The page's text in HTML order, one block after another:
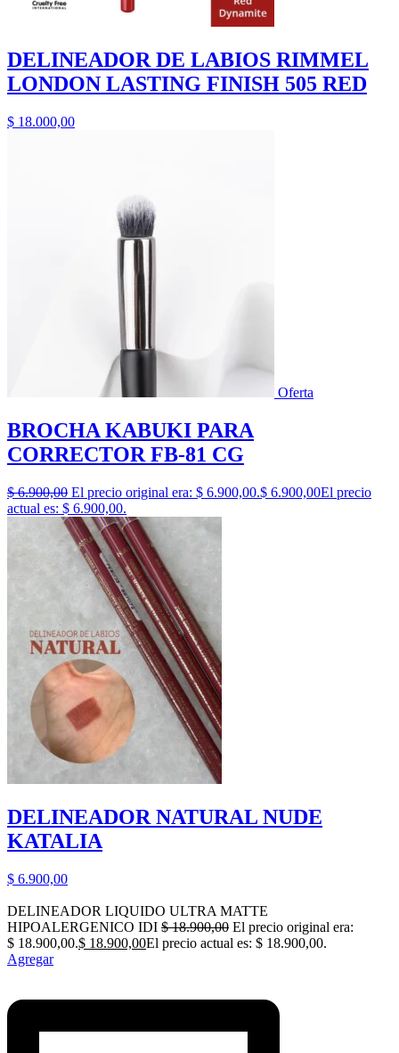
DELINEADOR DE LABIOS RIMMEL
LONDON LASTING FINISH 505 RED
$ 18.000,00
Oferta
BROCHA KABUKI PARA
CORRECTOR FB-81 CG
$6.900,00 El precio original era: $ 6.900,00.$ 6.900,00El precio
actual es: $ 6.900,00.
DELINEADOR NATURAL NUDE
KATALIA
$ 6.900,00
DELINEADOR LIQUIDO ULTRA MATTE
HIPOALERGENICO IDI $18.900,00 El precio original era:
$ 18.900,00.$ 18.900,00El precio actual es: $ 18.900,00.
Agregar